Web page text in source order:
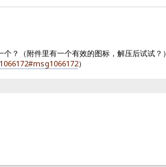
？（附件里有一个有效的图标，解压后试试？）
）